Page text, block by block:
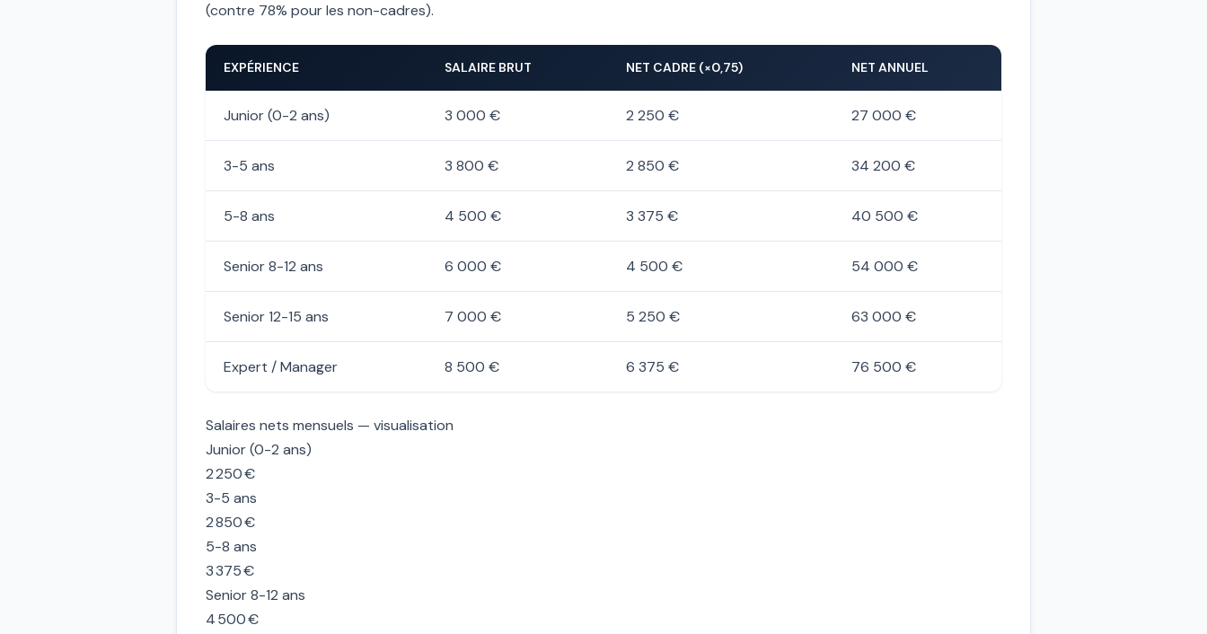
(contre 78% pour les non-cadres).
EXPÉRIENCE SALAIRE BRUT NET CADRE (×0,75) NET ANNUEL
Junior (0-2 ans) 3 000 € 2 250 € 27 000 €
3-5 ans 3 800 € 2 850 € 34 200 €
5-8 ans 4 500 € 3 375 € 40 500 €
Senior 8-12 ans 6 000 € 4 500 € 54 000 €
Senior 12-15 ans 7 000 € 5 250 € 63 000 €
Expert / Manager 8 500 € 6 375 € 76 500 €
Salaires nets mensuels — visualisation
Junior (0-2 ans)
2 250 €
3-5 ans
2 850 €
5-8 ans
3 375 €
Senior 8-12 ans
4 500 €